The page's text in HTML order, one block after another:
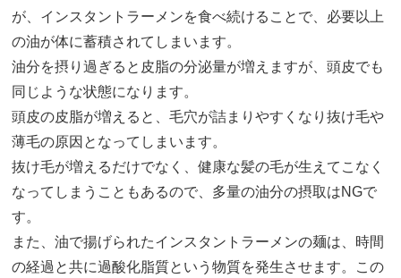
が、インスタントラーメンを食べ続けることで、必要以上
の油が体に蓄積されてしまいます。
油分を摂り過ぎると皮脂の分泌量が増えますが、頭皮でも
同じような状態になります。
頭皮の皮脂が増えると、毛穴が詰まりやすくなり抜け毛や
薄毛の原因となってしまいます。
抜け毛が増えるだけでなく、健康な髪の毛が生えてこなく
なってしまうこともあるので、多量の油分の摂取はNGで
す。
また、油で揚げられたインスタントラーメンの麺は、時間
の経過と共に過酸化脂質という物質を発生させます。この